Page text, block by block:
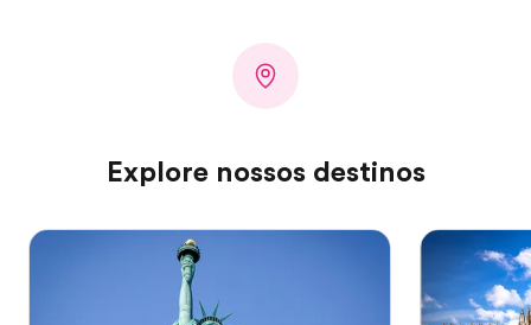
Explore nossos destinos